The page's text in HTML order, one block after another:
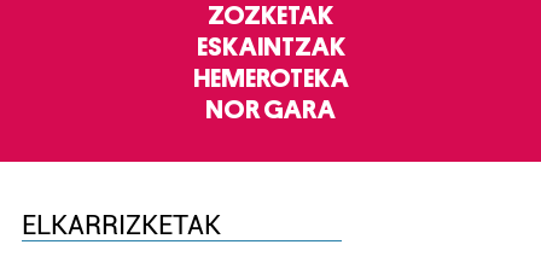
ZOZKETAK
ESKAINTZAK
HEMEROTEKA
NOR GARA
ELKARRIZKETAK